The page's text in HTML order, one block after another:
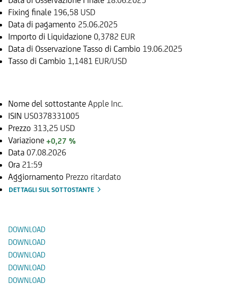
Fixing finale 196,58 USD
Data di pagamento 25.06.2025
Importo di Liquidazione 0,3782 EUR
Data di Osservazione Tasso di Cambio 19.06.2025
Tasso di Cambio 1,1481 EUR/USD
Nome del sottostante Apple Inc.
ISIN US0378331005
Prezzo 313,25 USD
Variazione +0,27 %
Data 07.08.2026
Ora 21:59
Aggiornamento Prezzo ritardato
DETTAGLI SUL SOTTOSTANTE
DOWNLOAD
DOWNLOAD
DOWNLOAD
DOWNLOAD
DOWNLOAD